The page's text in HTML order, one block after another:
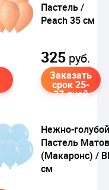
Пастель /
Peach 35 см
325 руб.
Заказать
срок 25-
27 дней
Нежно-
Пастель
(Макаронс) /
см